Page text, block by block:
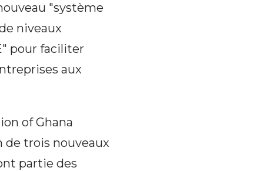
"système
niveaux
pour faciliter
aux
of Ghana
de trois nouveaux
partie des